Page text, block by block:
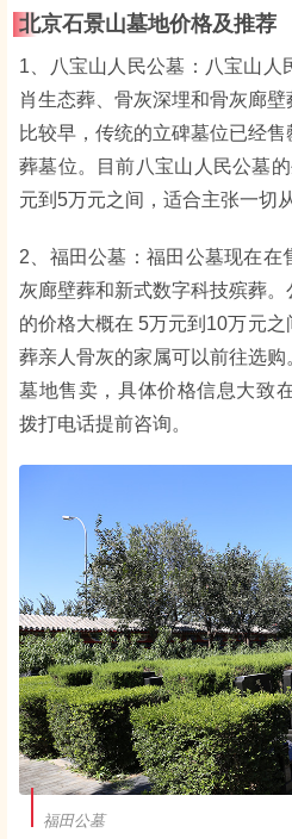
北京石景山墓地价格及推荐
1、八宝山人民公墓：八宝山人
肖生态葬、骨灰深埋和骨灰廊
比较早，传统的立碑墓位已经
葬墓位。目前八宝山人民公墓
元到5万元之间，适合主张一切
2、福田公墓：福田公墓现在在
灰廊壁葬和新式数字科技殡葬
的价格大概在 5万元到10万元
葬亲人骨灰的家属可以前往选
墓地售卖，具体价格信息大致
拨打电话提前咨询。
福田公墓